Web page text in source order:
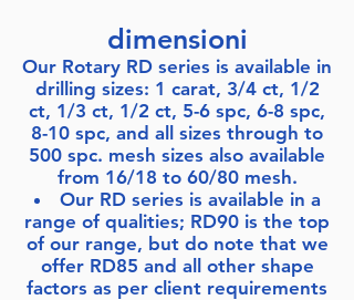
dimensioni
​Our Rotary RD series is available in
drilling sizes: 1 carat, 3/4 ct, 1/2
ct, 1/3 ct, 1/2 ct, 5-6 spc, 6-8 spc,
8-10 spc, and all sizes through to
500 spc. mesh sizes also available
from 16/18 to 60/80 mesh.
Our RD series is available in a
range of qualities; RD90 is the top
of our range, but do note that we
offer RD85 and all other shape
factors as per client requirements